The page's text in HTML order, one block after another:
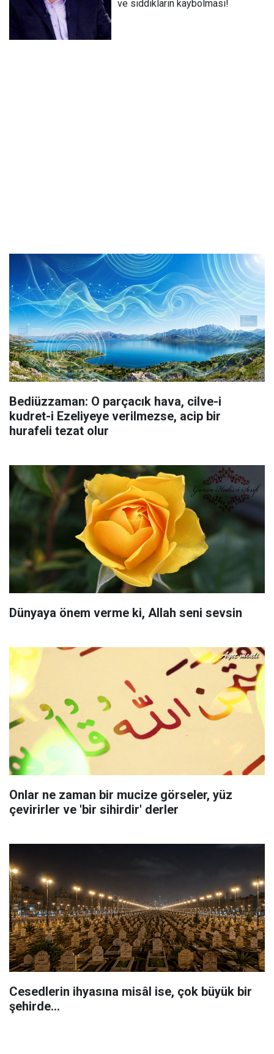
ve sıddıkların kaybolması!
Bediüzzaman: O parçacık hava, cilve-i
kudret-i Ezeliyeye verilmezse, acip bir
hurafeli tezat olur
Dünyaya önem verme ki, Allah seni sevsin
Onlar ne zaman bir mucize görseler, yüz
çevirirler ve 'bir sihirdir' derler
Cesedlerin ihyasına misâl ise, çok büyük bir
şehirde...